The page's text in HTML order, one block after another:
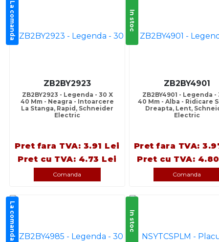
La comanda
ZB2BY2923
ZB2BY2923 - Legenda - 30 X
40 Mm - Neagra - Intoarcere
La Stanga, Rapid, Schneider
Electric
Pret fara TVA: 3.91 Lei
Pret cu TVA: 4.73 Lei
Comanda
In stoc
ZB2BY4901
ZB2BY4901 - Legenda -
40 Mm - Alba - Ridicare
Dreapta, Lent,
Electric
Pret fara TVA:
Pret cu TVA:
Comanda
La comanda In stoc